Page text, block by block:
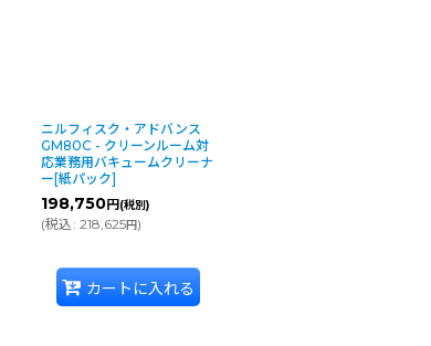
ニルフィスク・アドバンス
GM80C - クリーンルーム対
応業務用バキュームクリーナ
ー[紙パック]
198,750円 (税別)
(税込: 218,625円)
カートに入れる